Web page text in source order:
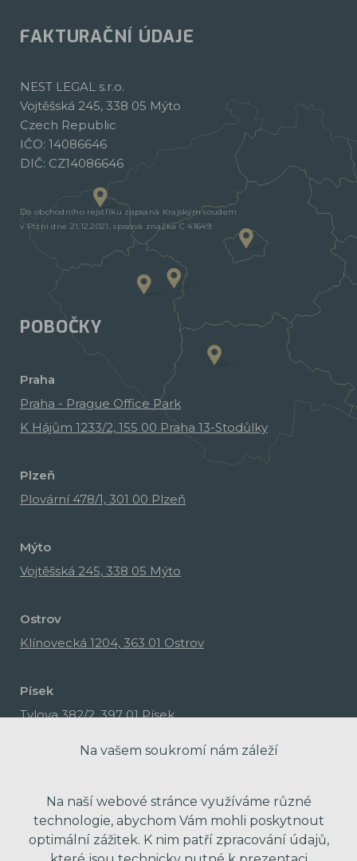
FAKTURAČNÍ ÚDAJE
NEST LEGAL s.r.o.
Vojtěšská 245, 338 05 Mýto
Czech Republic
IČO: 14086646
DIČ: CZ14086646
Do obchodního rejstříku zapsaná Krajským soudem
v Plzni dne 21.12.2021, spisová značka C 41649.
POBOČKY
Praha
Praha - Prague Office Park
K Hájům 1233/2, 155 00 Praha 13-Stodůlky
Plzeň
Plovární 478/1, 301 00 Plzeň
Mýto
Vojtěšská 245, 338 05 Mýto
Ostrov
Klínovecká 1204, 363 01 Ostrov
Písek
Tylova 382/2, 397 01 Písek
Na vašem soukromí nám záleží
Na naší webové stránce využíváme různé
technologie, abychom Vám mohli poskytnout
optimální zážitek. K nim patří zpracování údajů,